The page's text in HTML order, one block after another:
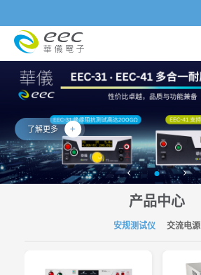
了解更多
产品中心
安规测试仪 交流电源